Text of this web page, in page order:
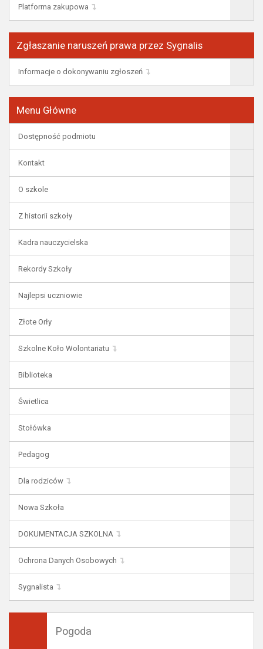
Platforma zakupowa
Zgłaszanie naruszeń prawa przez Sygnalis
Informacje o dokonywaniu zgłoszeń
Menu Główne
Dostępność podmiotu
Kontakt
O szkole
Z historii szkoły
Kadra nauczycielska
Rekordy Szkoły
Najlepsi uczniowie
Złote Orły
Szkolne Koło Wolontariatu
Biblioteka
Świetlica
Stołówka
Pedagog
Dla rodziców
Nowa Szkoła
DOKUMENTACJA SZKOLNA
Ochrona Danych Osobowych
Sygnalista
Pogoda